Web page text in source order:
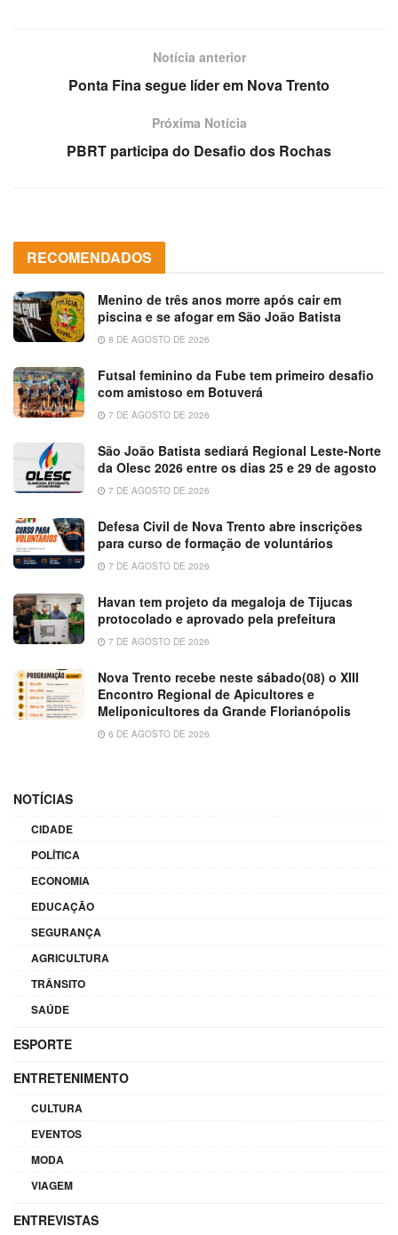
Notícia anterior
Ponta Fina segue líder em Nova Trento
Próxima Notícia
PBRT participa do Desafio dos Rochas
RECOMENDADOS
Menino de três anos morre após cair em
piscina e se afogar em São João Batista
8 DE AGOSTO DE 2026
Futsal feminino da Fube tem primeiro desafio
com amistoso em Botuverá
7 DE AGOSTO DE 2026
São João Batista sediará Regional Leste-Norte
da Olesc 2026 entre os dias 25 e 29 de agosto
7 DE AGOSTO DE 2026
Defesa Civil de Nova Trento abre inscrições
para curso de formação de voluntários
7 DE AGOSTO DE 2026
Havan tem projeto da megaloja de Tijucas
protocolado e aprovado pela prefeitura
7 DE AGOSTO DE 2026
Nova Trento recebe neste sábado(08) o XIII
Encontro Regional de Apicultores e
Meliponicultores da Grande Florianópolis
6 DE AGOSTO DE 2026
NOTÍCIAS
CIDADE
POLÍTICA
ECONOMIA
EDUCAÇÃO
SEGURANÇA
AGRICULTURA
TRÂNSITO
SAÚDE
ESPORTE
ENTRETENIMENTO
CULTURA
EVENTOS
MODA
VIAGEM
ENTREVISTAS